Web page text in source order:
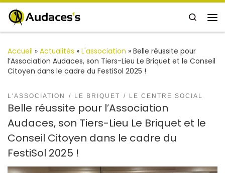
Passer au contenu
Search
Accueil » Actualités » L'association » Belle réussite pour
l’Association Audaces, son Tiers-Lieu Le Briquet et le Conseil
Citoyen dans le cadre du FestiSol 2025 !
L'ASSOCIATION LE BRIQUET LE CENTRE SOCIAL
Belle réussite pour l’Association
Audaces, son Tiers-Lieu Le Briquet et le
Conseil Citoyen dans le cadre du
FestiSol 2025 !